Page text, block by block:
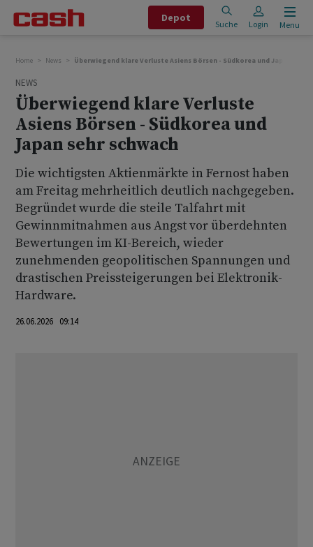
Depot
Suche Login Menu
Home News Überwiegend klare Verluste Asiens Börsen - Südkorea und Japan sehr
NEWS
Überwiegend klare Verluste
Asiens Börsen - Südkorea und
Japan sehr schwach
Die wichtigsten Aktienmärkte in Fernost haben
am Freitag mehrheitlich deutlich nachgegeben.
Begründet wurde die steile Talfahrt mit
Gewinnmitnahmen aus Angst vor überdehnten
Bewertungen im KI-Bereich, wieder
zunehmenden geopolitischen Spannungen und
drastischen Preissteigerungen bei Elektronik-
Hardware.
26.06.2026 09:14